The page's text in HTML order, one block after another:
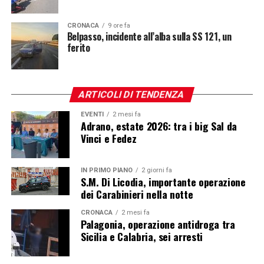
CRONACA 9 ore fa
Belpasso, incidente all’alba sulla SS 121, un
ferito
ARTICOLI DI TENDENZA
EVENTI 2 mesi fa
Adrano, estate 2026: tra i big Sal da
Vinci e Fedez
IN PRIMO PIANO 2 giorni fa
S.M. Di Licodia, importante operazione
dei Carabinieri nella notte
CRONACA 2 mesi fa
Palagonia, operazione antidroga tra
Sicilia e Calabria, sei arresti